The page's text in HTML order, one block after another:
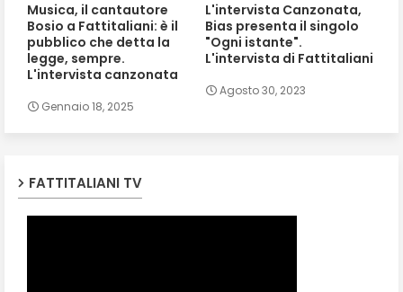
Musica, il cantautore
Bosio a Fattitaliani: è il
pubblico che detta la
legge, sempre.
L'intervista canzonata
Gennaio 18, 2025
L'intervista Canzonata,
Bias presenta il singolo
"Ogni istante".
L'intervista di Fattitaliani
Agosto 30, 2023
FATTITALIANI TV